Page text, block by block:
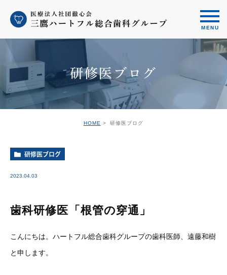
研修医ブログ
HOME 研修医ブログ
研修医ブログ
2023.04.03
歯科研修医「根管の穿通」
こんにちは。ハートフル総合歯科グループの歯科医師、遠藤和樹
と申します。